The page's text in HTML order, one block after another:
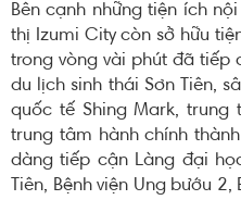
Bên cạnh những tiện ích
thị Izumi City còn sở hữu
trong vòng vài phút đã tiếp
du lịch sinh thái Sơn Tiên,
quốc tế Shing Mark, trung
trung tâm hành chính
dàng tiếp cận Làng đại
Tiên, Bệnh viện Ung bướu